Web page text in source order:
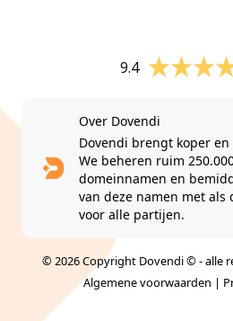
9.4
Over Dovendi
Dovendi brengt koper
We beheren ruim
domeinnamen en
van deze namen met als
voor alle partijen.
© 2026 Copyright Dovendi © - alle
Algemene voorwaarden |